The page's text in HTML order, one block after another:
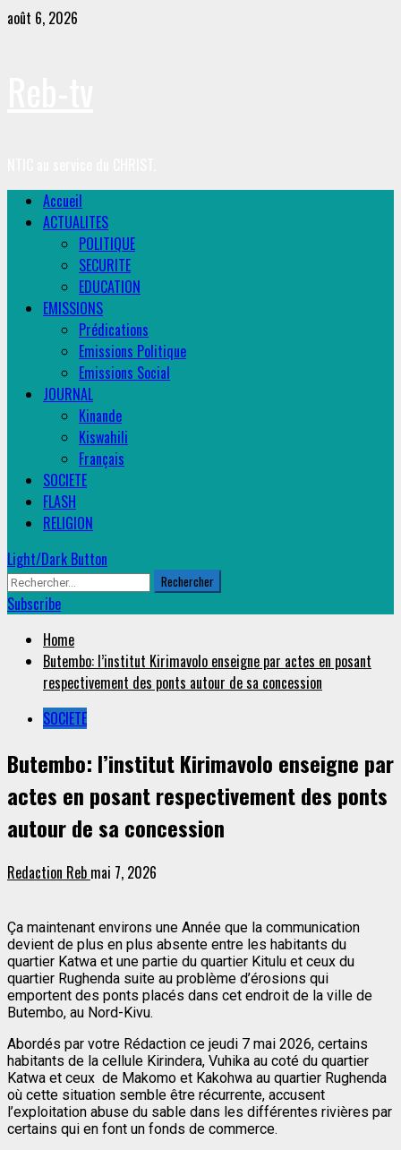
Skip
août 6, 2026
Primary
Menu
Accueil
ACTUALITES
POLITIQUE
SECURITE
EDUCATION
EMISSIONS
Prédications
Emissions Politique
Emissions Social
JOURNAL
Kinande
Kiswahili
Français
SOCIETE
FLASH
RELIGION
Light/Dark Button
Rechercher :
Subscribe
Home
Butembo: l’institut Kirimavolo enseigne par actes en posant
respectivement des ponts autour de sa concession
SOCIETE
Butembo: l’institut Kirimavolo enseigne par
actes en posant respectivement des ponts
autour de sa concession
Redaction Reb mai 7, 2026
Ça maintenant environs une Année que la communication
devient de plus en plus absente entre les habitants du
quartier Katwa et une partie du quartier Kitulu et ceux du
quartier Rughenda suite au problème d’érosions qui
emportent des ponts placés dans cet endroit de la ville de
Butembo, au Nord-Kivu.
Abordés par votre Rédaction ce jeudi 7 mai 2026, certains
habitants de la cellule Kirindera, Vuhika au coté du quartier
Katwa et ceux de Makomo et Kakohwa au quartier Rughenda
où cette situation semble être récurrente, accusent
l’exploitation abuse du sable dans les différentes rivières par
certains qui en font un fonds de commerce.